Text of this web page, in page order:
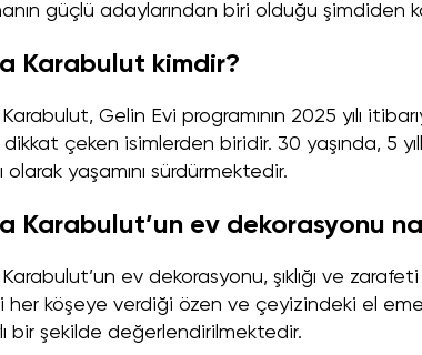
güçlü adaylarından biri olduğu şimdiden
Karabulut kimdir?
Gelin Evi programının 2025 yılı
çeken isimlerden biridir. 30 yaşında, 5
olarak yaşamını sürdürmektedir.
Karabulut’un ev dekorasyonu
ev dekorasyonu, şıklığı ve
her köşeye verdiği özen ve çeyizindeki el
bir şekilde değerlendirilmektedir.